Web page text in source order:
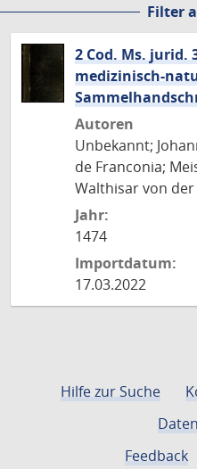
Filter
2 Cod. Ms. jurid.
medizinisch-
Autoren
Unbekannt;
de Franconia;
Walthisar von der
Jahr:
1474
Importdatum:
17.03.2022
Hilfe zur Suche
Feedback